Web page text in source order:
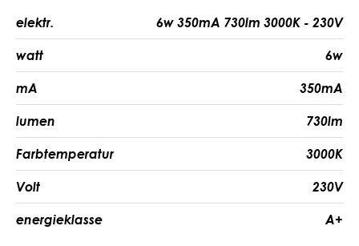
elektr. 6w 350mA 730lm 3000K - 230V
watt 6w
mA 350mA
lumen 730lm
Farbtemperatur 3000K
Volt 230V
energieklasse A+